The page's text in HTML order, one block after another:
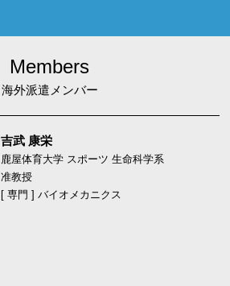
Members
海外派遣メンバー
吉武 康栄
鹿屋体育大学 スポーツ 生命科学系
准教授
[ 専門 ] バイオメカニクス